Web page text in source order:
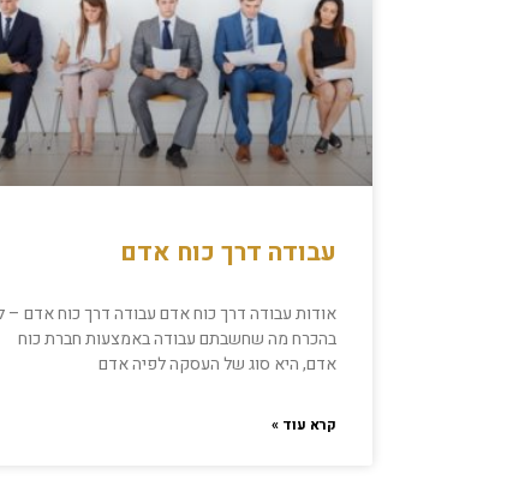
עבודה דרך כוח אדם
אודות עבודה דרך כוח אדם עבודה דרך כוח אדם –
בהכרח מה שחשבתם עבודה באמצעות חברת כוח
אדם, היא סוג של העסקה לפיה אדם
קרא עוד »